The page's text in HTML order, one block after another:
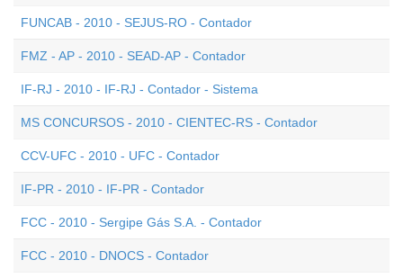
FUNCAB - 2010 - SEJUS-RO - Contador
FMZ - AP - 2010 - SEAD-AP - Contador
IF-RJ - 2010 - IF-RJ - Contador - Sistema
MS CONCURSOS - 2010 - CIENTEC-RS - Contador
CCV-UFC - 2010 - UFC - Contador
IF-PR - 2010 - IF-PR - Contador
FCC - 2010 - Sergipe Gás S.A. - Contador
FCC - 2010 - DNOCS - Contador